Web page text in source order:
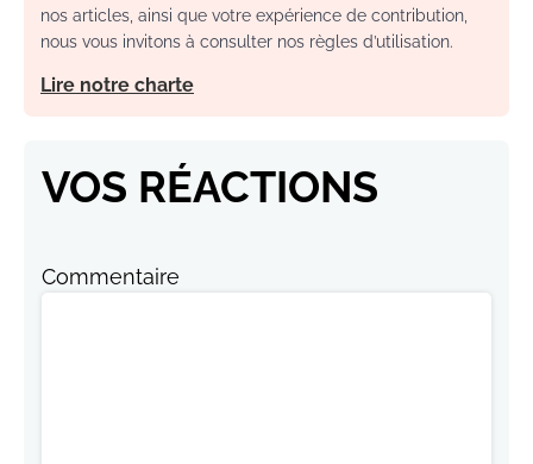
nos articles, ainsi que votre expérience de contribution,
nous vous invitons à consulter nos règles d’utilisation.
Lire notre charte
VOS RÉACTIONS
Commentaire